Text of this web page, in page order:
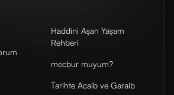
Haddini Aşan Yaşam
Rehberi
mecbur muyum?
Tarihte Acaib ve Garaib